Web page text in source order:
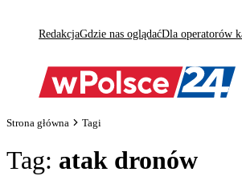
RedakcjaGdzie nas oglądaćDla operatorów
Strona główna Tagi
Tag: atak dronów